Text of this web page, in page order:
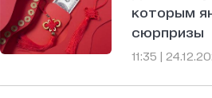
которым
сюрпризы
11:35 |